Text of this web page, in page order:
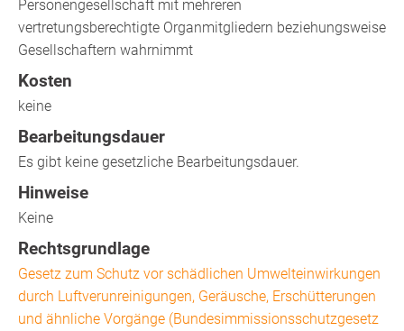
Personengesellschaft mit mehreren
vertretungsberechtigte Organmitgliedern beziehungsweise
Gesellschaftern wahrnimmt
Kosten
keine
Bearbeitungsdauer
Es gibt keine gesetzliche Bearbeitungsdauer.
Hinweise
Keine
Rechtsgrundlage
Gesetz zum Schutz vor schädlichen Umwelteinwirkungen
durch Luftverunreinigungen, Geräusche, Erschütterungen
und ähnliche Vorgänge (Bundesimmissionsschutzgesetz